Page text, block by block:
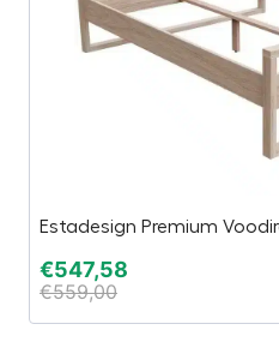
Estadesign Premium
€547,58
€559,00